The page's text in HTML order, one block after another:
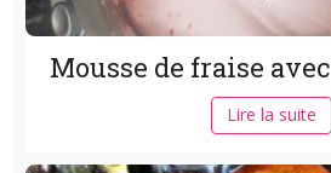
Mousse de fraise
Lire la suite